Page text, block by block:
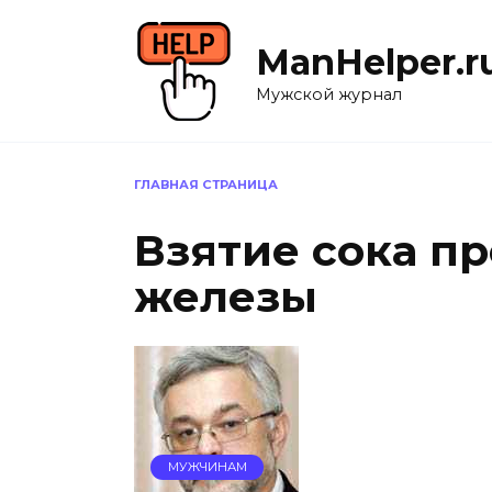
Мужской журнал
ГЛАВНАЯ СТРАНИЦА
Взятие сока
железы
МУЖЧИНАМ